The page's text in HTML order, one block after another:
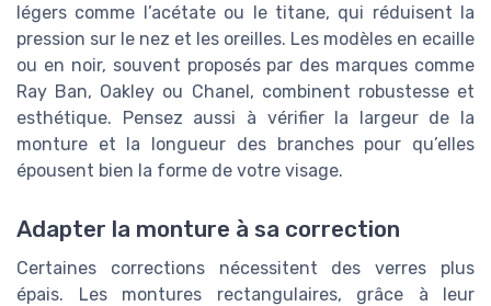
légers comme l’acétate ou le titane, qui réduisent la
pression sur le nez et les oreilles. Les modèles en ecaille
ou en noir, souvent proposés par des marques comme
Ray Ban, Oakley ou Chanel, combinent robustesse et
esthétique. Pensez aussi à vérifier la largeur de la
monture et la longueur des branches pour qu’elles
épousent bien la forme de votre visage.
Adapter la monture à sa correction
Certaines corrections nécessitent des verres plus
épais. Les montures rectangulaires, grâce à leur